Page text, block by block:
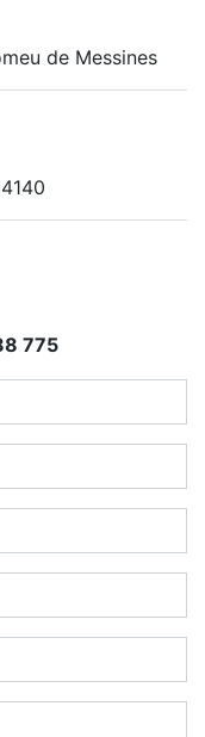
de Messines
775